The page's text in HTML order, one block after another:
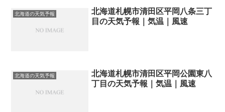
北海道の天気予報
北海道札幌市清田区平岡八条三丁
目の天気予報｜気温｜風速
北海道の天気予報
北海道札幌市清田区平岡公園東八
丁目の天気予報｜気温｜風速